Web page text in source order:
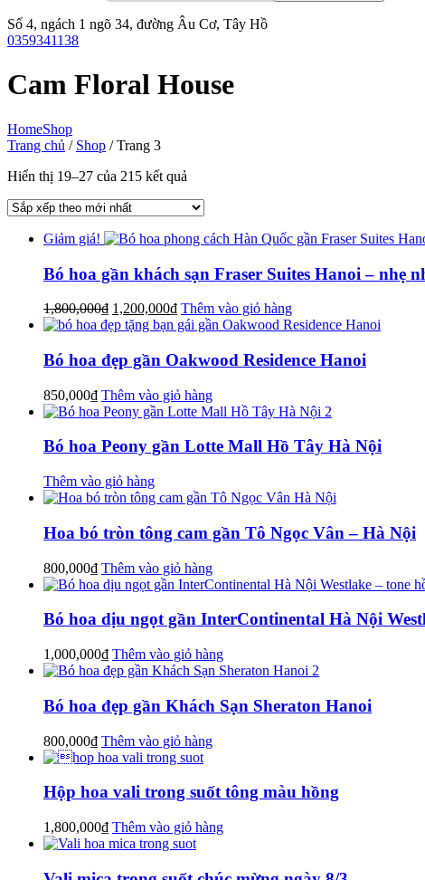
Số 4, ngách 1 ngõ 34, đường Âu Cơ, Tây Hồ
0359341138
Cam Floral House
HomeShop
Trang chủ / Shop / Trang 3
Hiển thị 19–27 của 215 kết quả
xếp
mới
Giảm giá!
Bó hoa gần khách sạn Fraser Suites Hanoi – nhẹ
1,800,000₫ Giá
gốc
1,800,000₫.
1,200,000₫Giá
hiện
là:
1,200,000₫.
Thêm vào giỏ hàng
Bó hoa đẹp gần Oakwood Residence Hanoi
850,000₫ Thêm vào giỏ hàng
Bó hoa Peony gần Lotte Mall Hồ Tây Hà Nội
Thêm vào giỏ hàng
Hoa bó tròn tông cam gần Tô Ngọc Vân – Hà Nội
800,000₫ Thêm vào giỏ hàng
Bó hoa dịu ngọt gần InterContinental Hà Nội
1,000,000₫ Thêm vào giỏ hàng
Bó hoa đẹp gần Khách Sạn Sheraton Hanoi
800,000₫ Thêm vào giỏ hàng
Hộp hoa vali trong suốt tông màu hồng
1,800,000₫ Thêm vào giỏ hàng